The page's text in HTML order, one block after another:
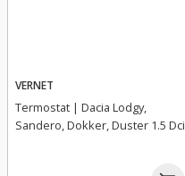
VERNET
Termostat | Dacia Lodgy,
Sandero, Dokker, Duster 1.5 Dci